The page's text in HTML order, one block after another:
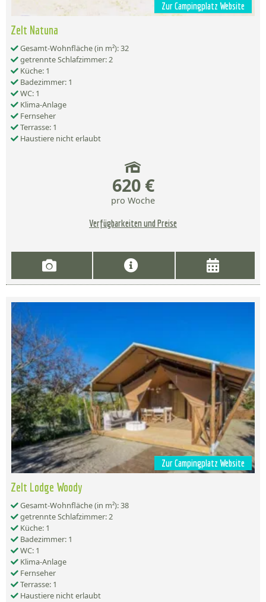
Zur Campingplatz Website
Zelt Natuna
Gesamt-Wohnfläche (in m²): 32
getrennte Schlafzimmer: 2
Küche: 1
Badezimmer: 1
WC: 1
Klima-Anlage
Fernseher
Terrasse: 1
Haustiere nicht erlaubt
620 €
pro Woche
Verfügbarkeiten und Preise
Zur Campingplatz Website
Zelt Lodge Woody
Gesamt-Wohnfläche (in m²): 38
getrennte Schlafzimmer: 2
Küche: 1
Badezimmer: 1
WC: 1
Klima-Anlage
Fernseher
Terrasse: 1
Haustiere nicht erlaubt